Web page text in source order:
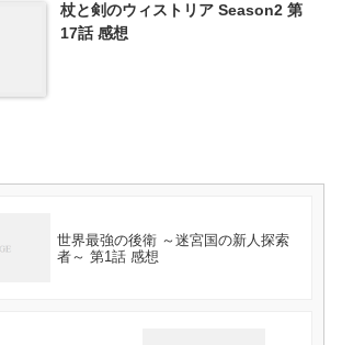
杖と剣のウィストリア Season2 第
17話 感想
世界最強の後衛 ～迷宮国の新人探索
者～ 第1話 感想